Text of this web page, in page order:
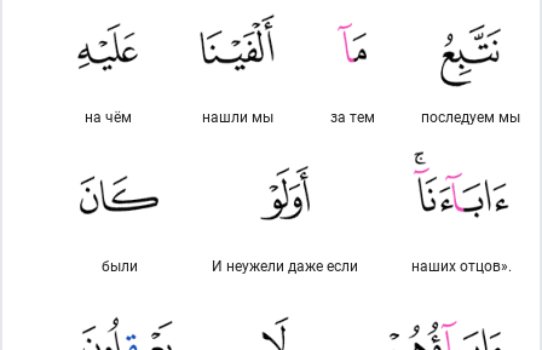
последуем мы
за тем
нашли мы
на чём
наших отцов».
И неужели даже если
были